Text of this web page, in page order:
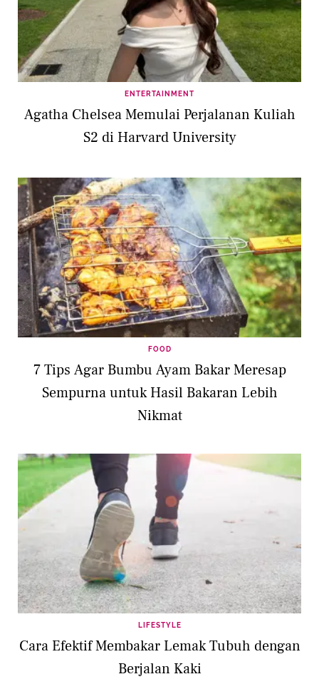
ENTERTAINMENT
Agatha Chelsea Memulai Perjalanan Kuliah
S2 di Harvard University
FOOD
7 Tips Agar Bumbu Ayam Bakar Meresap
Sempurna untuk Hasil Bakaran Lebih
Nikmat
LIFESTYLE
Cara Efektif Membakar Lemak Tubuh dengan
Berjalan Kaki